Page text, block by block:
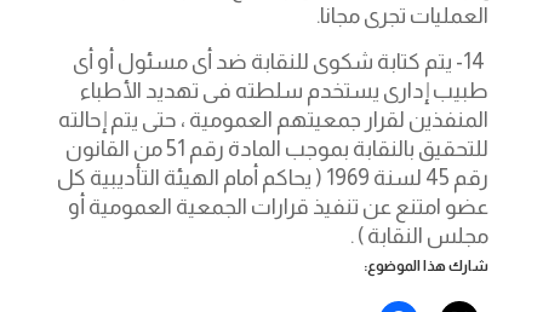
العمليات تجرى مجانا.
14- يتم كتابة شكوى للنقابة ضد أى مسئول أو أى
طبيب إدارى يستخدم سلطته فى تهديد الأطباء
المنفذين لقرار جمعيتهم العمومية ، حتى يتم إحالته
للتحقيق بالنقابة بموجب المادة رقم 51 من القانون
رقم 45 لسنة 1969 ( يحاكم أمام الهيئة التأديبية كل
عضو امتنع عن تنفيذ قرارات الجمعية العمومية أو
مجلس النقابة ) .
شارك هذا الموضوع: